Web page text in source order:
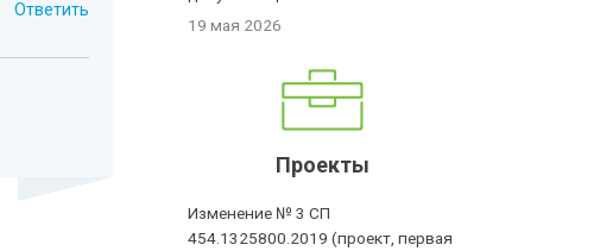
Ответить
19 мая 2026
Проекты
Изменение № 3 СП
454.1325800.2019 (проект, первая